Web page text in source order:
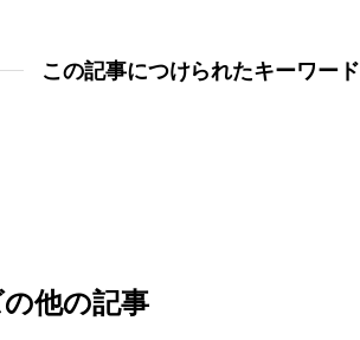
この記事につけられたキーワード
他の記事